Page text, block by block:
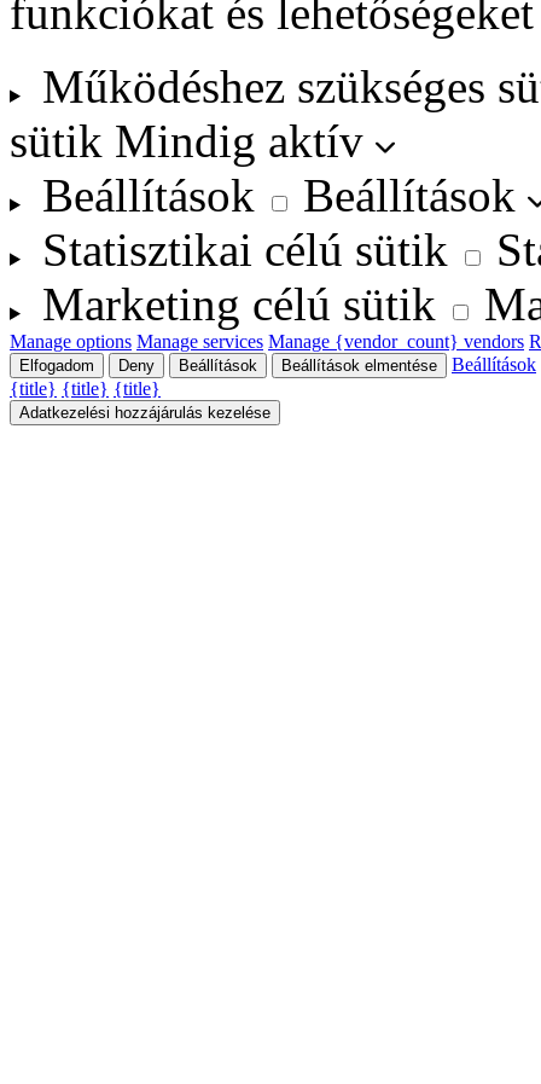
funkciókat és
Működéshez szükséges
sütik Mindig aktív
Beállítások
Beállítások
Statisztikai célú sütik
Marketing célú sütik
Manage options Manage services Manage {vendor_count} vendors
Elfogadom Deny Beállítások Beállítások elmentése
Beállítások
{title} {title} {title}
Adatkezelési hozzájárulás kezelése